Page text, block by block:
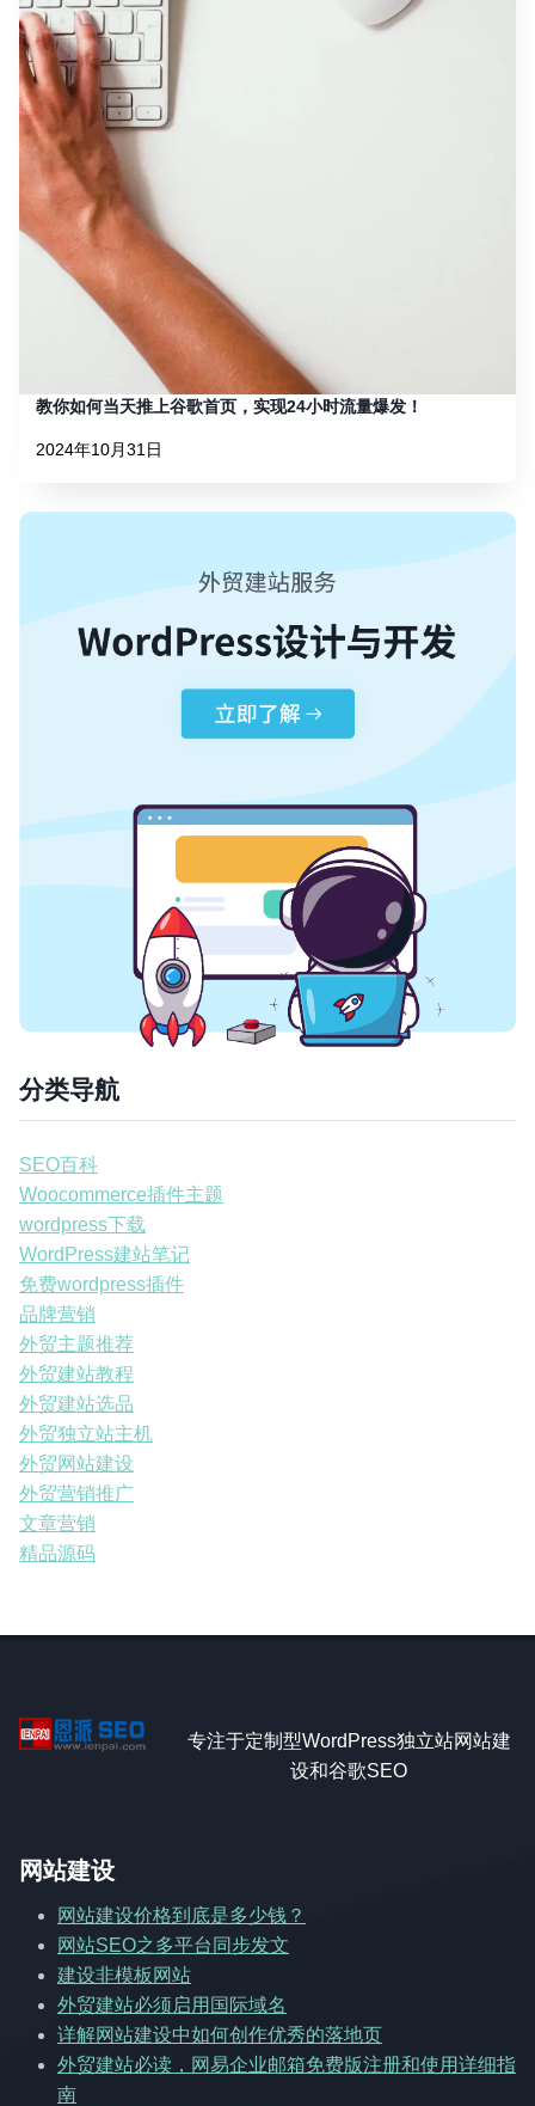
教你如何当天推上谷歌首页，实现24小时流量爆发！
2024年10月31日
分类导航
SEO百科
Woocommerce插件主题
wordpress下载
WordPress建站笔记
免费wordpress插件
品牌营销
外贸主题推荐
外贸建站教程
外贸建站选品
外贸独立站主机
外贸网站建设
外贸营销推广
文章营销
精品源码
专注于定制型WordPress独立站网站建
设和谷歌SEO
网站建设
网站建设价格到底是多少钱？
网站SEO之多平台同步发文
建设非模板网站
外贸建站必须启用国际域名
详解网站建设中如何创作优秀的落地页
外贸建站必读，网易企业邮箱免费版注册和使用详细指
南